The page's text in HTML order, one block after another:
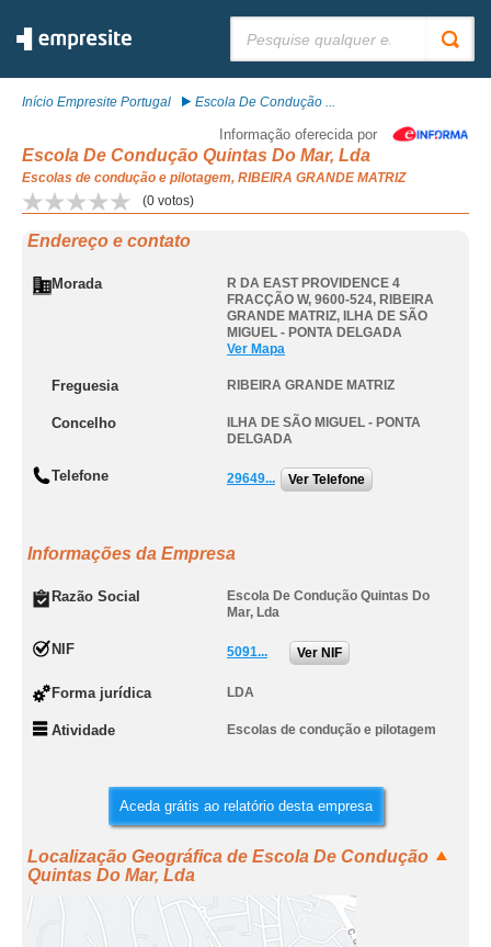
Início Empresite Portugal Escola De Condução ...
Informação oferecida por
Escola De Condução Quintas Do Mar, Lda
Escolas de condução e pilotagem, RIBEIRA GRANDE MATRIZ
(0 votos)
Endereço e contato
Morada
R DA EAST PROVIDENCE 4
FRACÇÃO W, 9600-524, RIBEIRA
GRANDE MATRIZ, ILHA DE SÃO
MIGUEL - PONTA DELGADA
Ver Mapa
Freguesia RIBEIRA GRANDE MATRIZ
Concelho
ILHA DE SÃO MIGUEL - PONTA
DELGADA
Telefone 29649... Ver Telefone
Informações da Empresa
Razão Social
Escola De Condução Quintas Do
Mar, Lda
NIF 5091... Ver NIF
Forma jurídica LDA
Atividade Escolas de condução e pilotagem
Aceda grátis ao relatório desta empresa
Localização Geográfica de Escola De Condução
Quintas Do Mar, Lda